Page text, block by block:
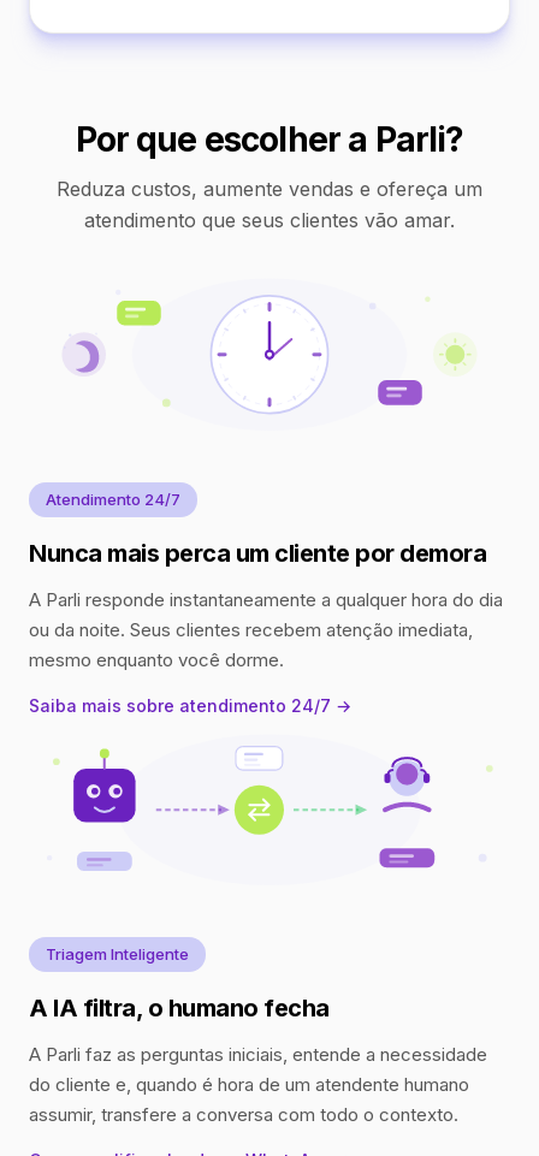
Por que escolher a Parli?
Reduza custos, aumente vendas e ofereça um
atendimento que seus clientes vão amar.
Atendimento 24/7
Nunca mais perca um cliente por demora
A Parli responde instantaneamente a qualquer hora do dia
ou da noite. Seus clientes recebem atenção imediata,
mesmo enquanto você dorme.
Saiba mais sobre atendimento 24/7 →
Triagem Inteligente
A IA filtra, o humano fecha
A Parli faz as perguntas iniciais, entende a necessidade
do cliente e, quando é hora de um atendente humano
assumir, transfere a conversa com todo o contexto.